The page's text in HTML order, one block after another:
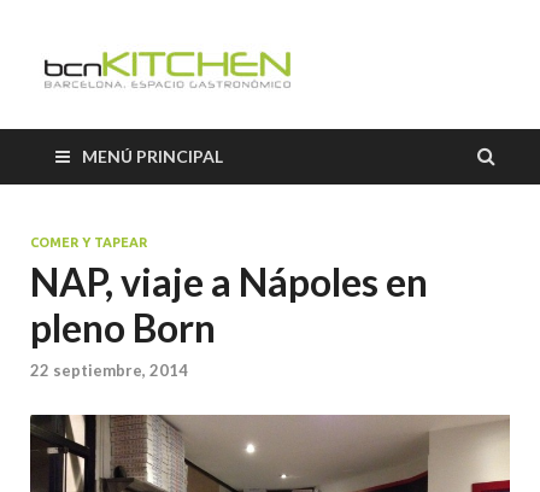
MENÚ PRINCIPAL
COMER Y TAPEAR
NAP, viaje a Nápoles en
pleno Born
22 septiembre, 2014